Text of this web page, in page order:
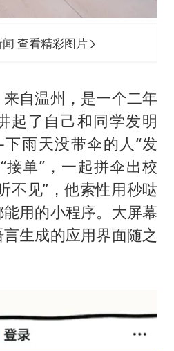
查看精彩图片
自温州，是一个二年
起了自己和同学发明
雨天没带伞的人“发
接单”，一起拼伞出校
不见”，他索性用秒哒
用的小程序。大屏幕
生成的应用界面随之